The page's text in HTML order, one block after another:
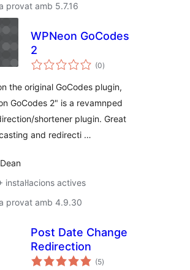
provat amb 5.7.16
WPNeon GoCodes
2
(0puntuacions
totals
)
the original GoCodes plugin,
GoCodes 2" is a revamnped
shortener plugin. Great
and redirecti …
instal·lacions actives
provat amb 4.9.30
Post Date Change
Redirection
(5puntuacions
totals
)